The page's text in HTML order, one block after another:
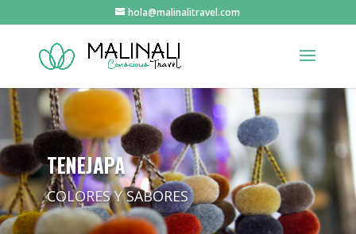
hola@malinalitravel.com
TENEJAPA
COLORES Y SABORES